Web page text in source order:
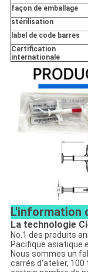
façon de emballage
stérilisation
label de code barres
Certification
internationale
L'information
La technologie
No.1 des produits
Pacifique asiatique
Nous sommes un
carrés d'atelier, 100